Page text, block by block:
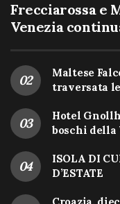
Frecciarossa e
Venezia
Maltese
traversata
Hotel
boschi della
ISOLA DI
D’ESTATE